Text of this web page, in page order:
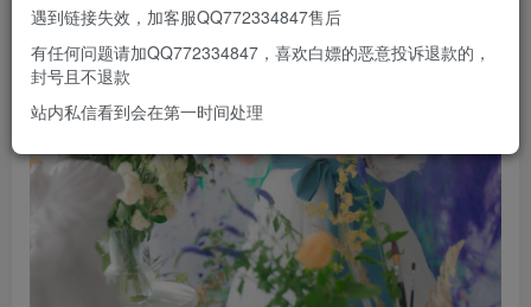
遇到链接失效，加客服QQ772334847售后
有任何问题请加QQ772334847，喜欢白嫖的恶意投诉退款的，
封号且不退款
站内私信看到会在第一时间处理